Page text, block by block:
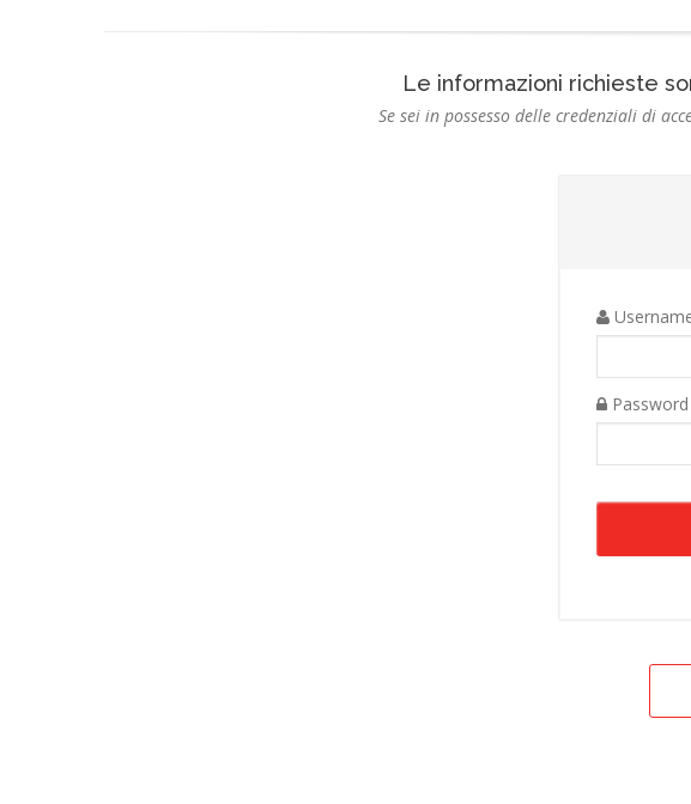
Le informazioni richieste
Se sei in possesso delle credenziali di
Password